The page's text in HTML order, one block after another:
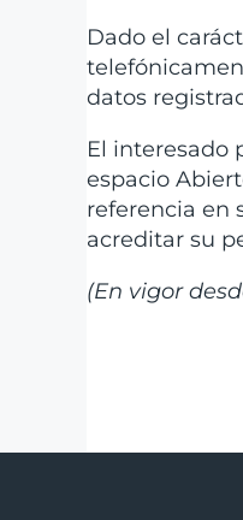
Dado el
datos
El interesado
espacio
referencia en
acreditar su
(En vigor